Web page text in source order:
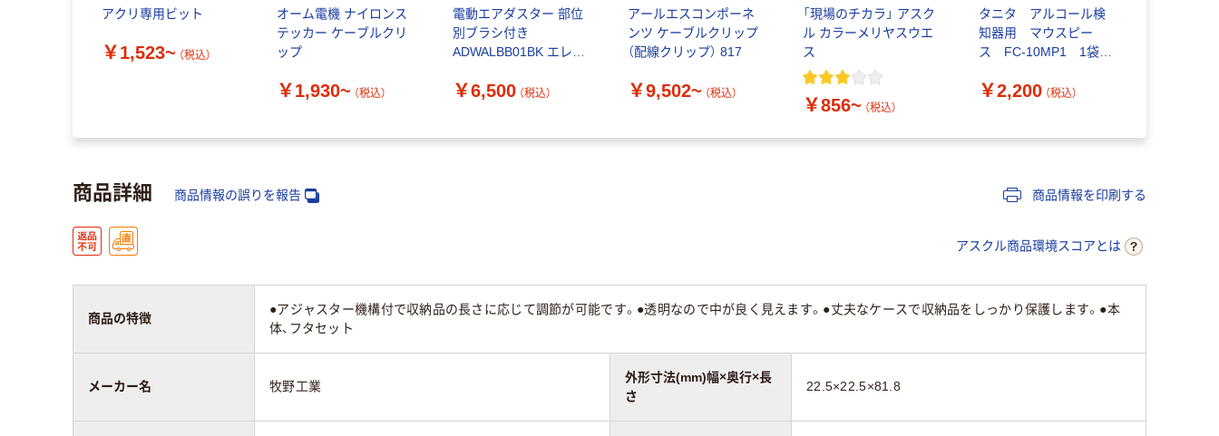
アクリ専用ビット
￥1,523~ （税込）
オーム電機 ナイロンス
テッカー ケーブルクリ
ップ
￥1,930~ （税込）
電動エアダスター 部位
別ブラシ付き
ADWALBB01BK エレコ
￥6,500 （税込）
アールエスコンポーネ
ンツ ケーブルクリップ
（配線クリップ） 817
￥9,502~ （税込）
「現場のチカラ」 アスク
ル カラーメリヤスウエ
ス
￥856~ （税込）
タニタ アルコール検
知器用 マウスピー
ス FC-10MP1 1袋
￥2,200 （税込）
商品詳細 商品情報の誤りを報告 商品情報を印刷する
アスクル商品環境スコアとは
商品の特徴
●アジャスター機構付で収納品の長さに応じて調節が可能です。●透明なので中が良く見えます。●丈夫なケースで収納品をしっかり保護します。●本
体、フタセット
メーカー名 牧野工業
外形寸法(mm)幅×奥行×長
さ
22.5×22.5×81.8